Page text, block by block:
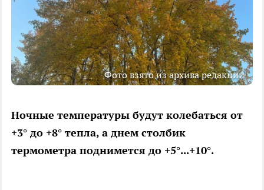
Фото взято из архива редакции
Ночные температуры будут колебаться от
+3° до +8° тепла, а днем столбик
термометра поднимется до +5°...+10°.